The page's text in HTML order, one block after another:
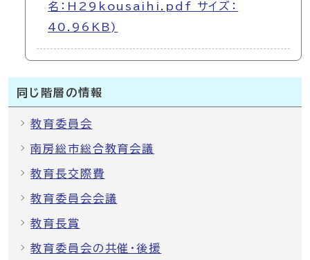
名：H29kousaihi.pdf サイズ：
40.96KB)
同じ階層の情報
教育委員会
南房総市総合教育会議
教育長交際費
教育委員会会議
教育長賞
教育委員会の共催・後援